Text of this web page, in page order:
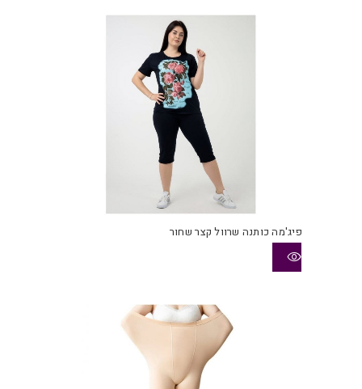
פיג'מה כותנה שרוול קצר שחור